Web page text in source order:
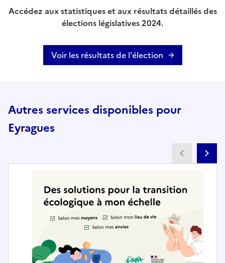
Accédez aux statistiques et aux résultats détaillés des
élections législatives 2024.
Voir les résultats de l'élection
Autres services disponibles pour
Eyragues